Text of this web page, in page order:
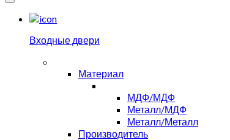
Входные двери
Материал
МДФ/МДФ
Металл/МДФ
Металл/Металл
Производитель